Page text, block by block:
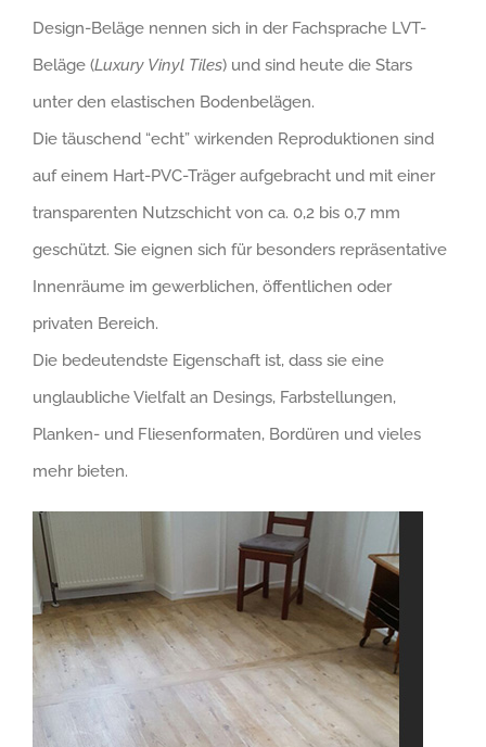
Design-Beläge nennen sich in der Fachsprache LVT-
Beläge (Luxury Vinyl Tiles) und sind heute die Stars
unter den elastischen Bodenbelägen.
Die täuschend “echt” wirkenden Reproduktionen sind
auf einem Hart-PVC-Träger aufgebracht und mit einer
transparenten Nutzschicht von ca. 0,2 bis 0,7 mm
geschützt. Sie eignen sich für besonders repräsentative
Innenräume im gewerblichen, öffentlichen oder
privaten Bereich.
Die bedeutendste Eigenschaft ist, dass sie eine
unglaubliche Vielfalt an Desings, Farbstellungen,
Planken- und Fliesenformaten, Bordüren und vieles
mehr bieten.